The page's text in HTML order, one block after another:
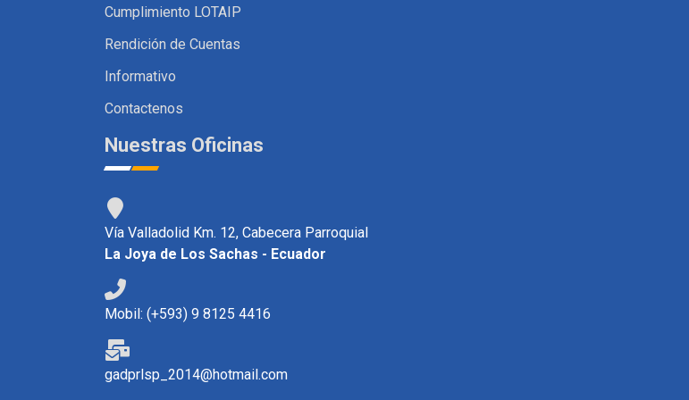
Cumplimiento LOTAIP
Rendición de Cuentas
Informativo
Contactenos
Nuestras Oficinas
Vía Valladolid Km. 12, Cabecera Parroquial
La Joya de Los Sachas - Ecuador
Mobil: (+593) 9 8125 4416
gadprlsp_2014@hotmail.com